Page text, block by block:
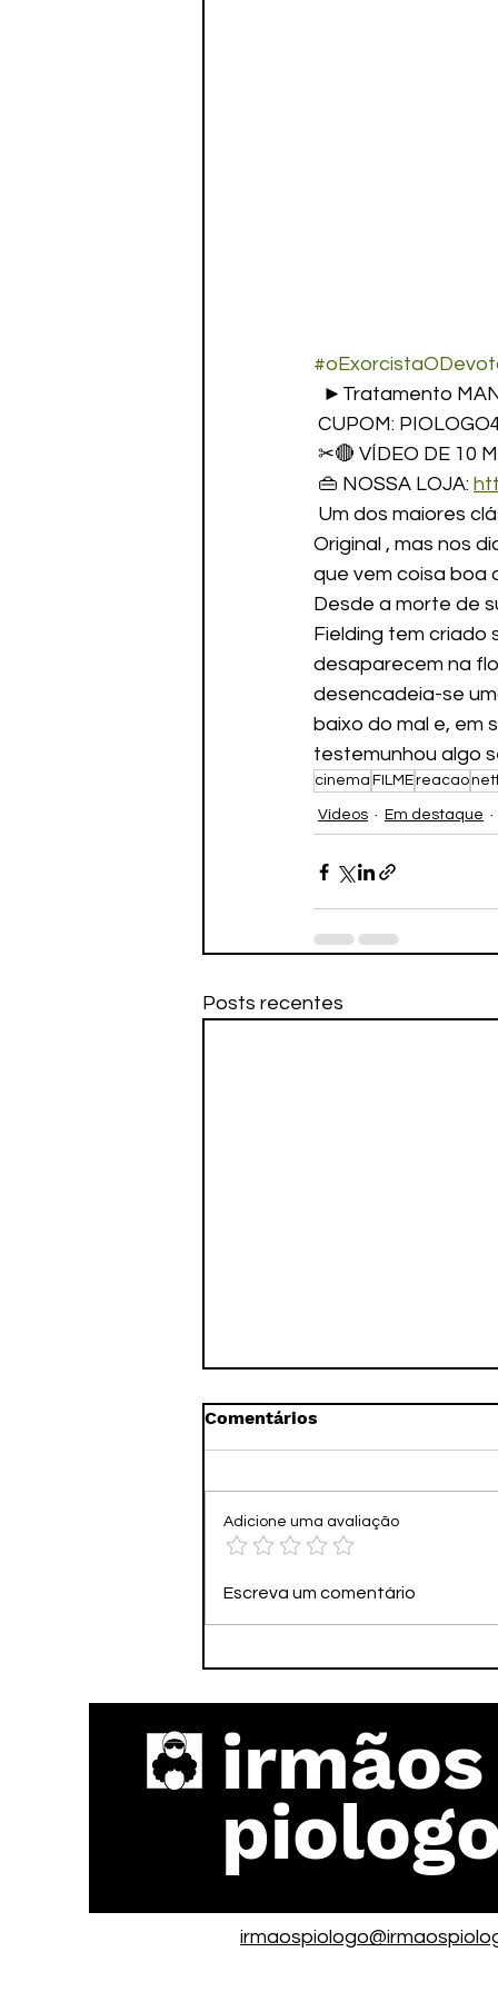
►Tratamento
CUPOM:
✂🔴 VÍDEO DE 10
👜 NOSSA LOJA:
Original , mas nos
que vem coisa boa
Desde a morte de
Fielding tem criado
desaparecem na
desencadeia-se
baixo do mal e, em
testemunhou algo
cinema FILMEreacao
Vídeos Em destaque
Posts recentes
🌆🏗️ ECO CITY –
CELULAR!
Comentários
Adicione uma avaliação
Escreva um comentário
irmãos